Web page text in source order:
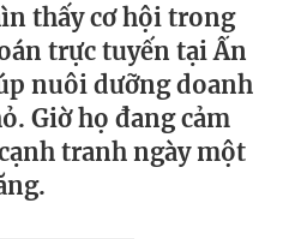
thấy cơ hội trong
trực tuyến tại Ấn
nuôi dưỡng doanh
Giờ họ đang cảm
tranh ngày một